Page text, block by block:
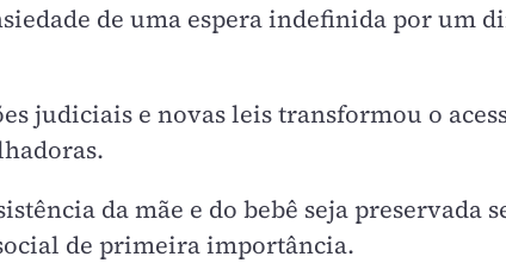
de uma espera indefinida por um
judiciais e novas leis transformou o
da mãe e do bebê seja preservada
de primeira importância.